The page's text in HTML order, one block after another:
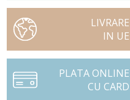
LIVRARE
IN UE
PLATA ONLINE
CU CARD